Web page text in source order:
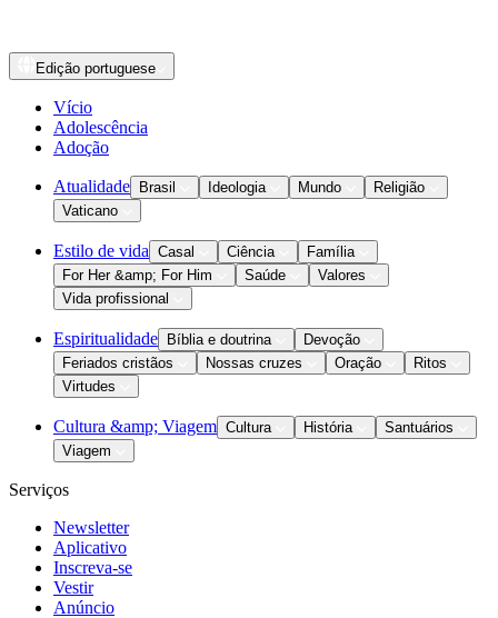
Edição portuguese
Vício
Adolescência
Adoção
Atualidade Brasil Ideologia Mundo
Religião
Vaticano
Estilo de vida Casal Ciência
Família
For Her &amp; For Him
Saúde
Valores
Vida profissional
Espiritualidade Bíblia e doutrina
Devoção
Feriados cristãos
Nossas cruzes Oração
Ritos
Virtudes
Cultura &amp; Viagem Cultura História
Santuários
Viagem
Serviços
Newsletter
Aplicativo
Inscreva-se
Vestir
Anúncio